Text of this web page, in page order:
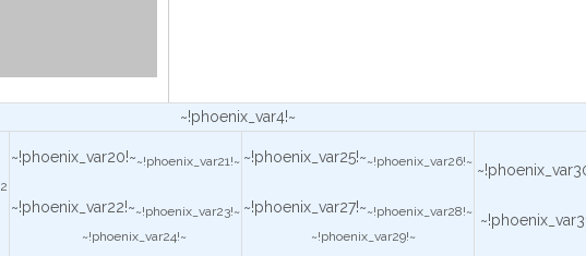
~!phoenix_var4!~
2
~!phoenix_var20!~~!phoenix_var21!~
~!phoenix_var22!~~!phoenix_var23!~
~!phoenix_var24!~
~!phoenix_var25!~~!phoenix_var26!~
~!phoenix_var27!~~!phoenix_var28!~
~!phoenix_var29!~